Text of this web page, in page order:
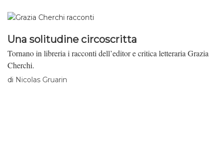
Una solitudine circoscritta
Tornano in libreria i racconti dell’editor e critica letteraria Grazia
Cherchi.
di Nicolas Gruarin